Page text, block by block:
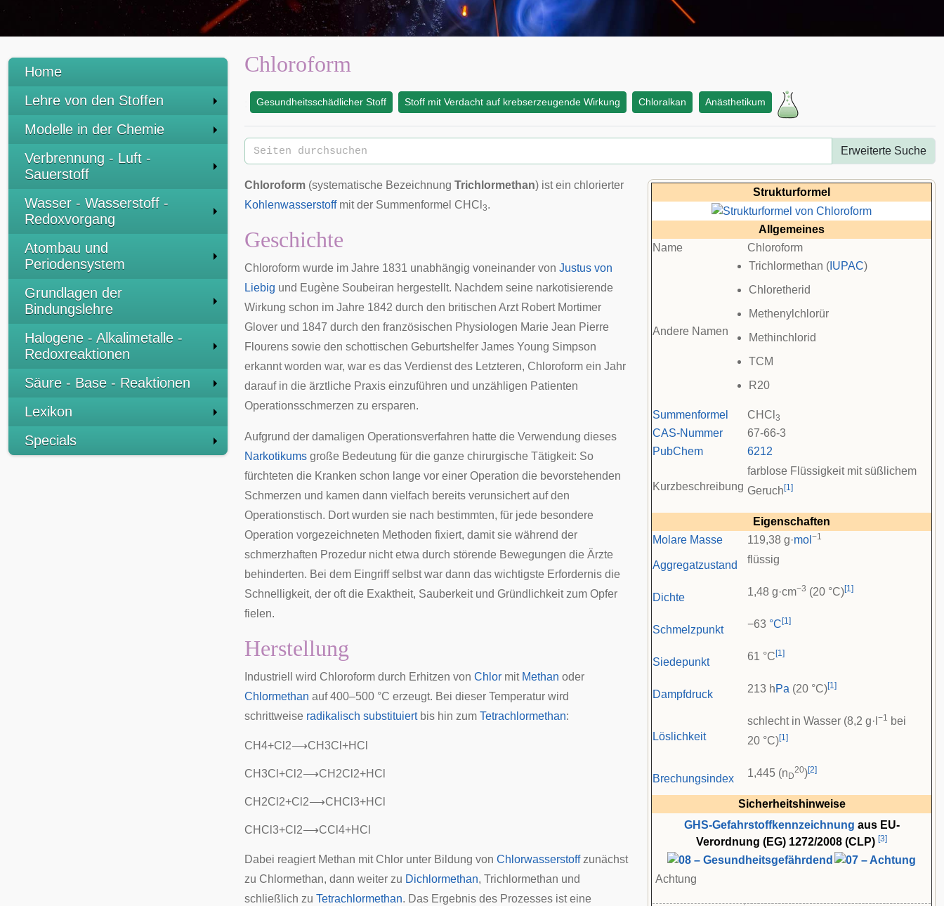
Home
Lehre von den Stoffen
Modelle in der Chemie
Verbrennung - Luft -
Sauerstoff
Wasser - Wasserstoff -
Redoxvorgang
Atombau und
Periodensystem
Grundlagen der
Bindungslehre
Halogene - Alkalimetalle -
Redoxreaktionen
Säure - Base - Reaktionen
Lexikon
Specials
Chloroform
Gesundheitsschädlicher Stoff Stoff mit Verdacht auf krebserzeugende Wirkung Chloralkan Anästhetikum
Erweiterte Suche
Strukturformel
Allgemeines
Name
Chloroform
Andere Namen
Trichlormethan ( IUPAC)
Chloretherid
Methenylchlorür
Methinchlorid
TCM
R20
Summenformel CHCl 3
CAS-Nummer
67-66-3
PubChem
6212
Kurzbeschreibung
farblose Flüssigkeit mit süßlichem
Geruch [1]
Eigenschaften
Molare Masse
119,38 g·mol −1
Aggregatzustand flüssig
Dichte 1,48 g·cm−3 (20 °C)[1]
Schmelzpunkt −63 °C [1]
Siedepunkt 61 °C [1]
Dampfdruck 213 hPa (20 °C)[1]
Löslichkeit
schlecht in Wasser (8,2 g·l −1 bei
20 °C)[1]
Brechungsindex 1,445 (n D
20)[2]
Sicherheitshinweise
GHS-Gefahrstoffkennzeichnung aus EU-
Verordnung (EG) 1272/2008 (CLP) [3]
Achtung
Chloroform (systematische Bezeichnung Trichlormethan) ist ein chlorierter
Kohlenwasserstoffmit der Summenformel CHCl 3.
Geschichte
Chloroform wurde im Jahre 1831 unabhängig voneinander von Justus von
Liebig und Eugène Soubeiran hergestellt. Nachdem seine narkotisierende
Wirkung schon im Jahre 1842 durch den britischen Arzt Robert Mortimer
Glover und 1847 durch den französischen Physiologen Marie Jean Pierre
Flourens sowie den schottischen Geburtshelfer James Young Simpson
erkannt worden war, war es das Verdienst des Letzteren, Chloroform ein Jahr
darauf in die ärztliche Praxis einzuführen und unzähligen Patienten
Operationsschmerzen zu ersparen.
Aufgrund der damaligen Operationsverfahren hatte die Verwendung dieses
Narkotikums große Bedeutung für die ganze chirurgische Tätigkeit: So
fürchteten die Kranken schon lange vor einer Operation die bevorstehenden
Schmerzen und kamen dann vielfach bereits verunsichert auf den
Operationstisch. Dort wurden sie nach bestimmten, für jede besondere
Operation vorgezeichneten Methoden fixiert, damit sie während der
schmerzhaften Prozedur nicht etwa durch störende Bewegungen die Ärzte
behinderten. Bei dem Eingriff selbst war dann das wichtigste Erfordernis die
Schnelligkeit, der oft die Exaktheit, Sauberkeit und Gründlichkeit zum Opfer
fielen.
Herstellung
Industriell wird Chloroform durch Erhitzen von Chlor mit Methan oder
Chlormethan auf 400–500 °C erzeugt. Bei dieser Temperatur wird
schrittweise radikalisch substituiertbis hin zum Tetrachlormethan:
CH4+C 2⟶CH3C +H C
CH3C +C 2⟶CH 2C 2+H C
CH 2C 2+C 2⟶CH C 3+H C
CH C 3+C 2⟶CC 4+H C
Dabei reagiert Methan mit Chlor unter Bildung von Chlorwasserstoffzunächst
zu Chlormethan, dann weiter zu Dichlormethan, Trichlormethan und
schließlich zu Tetrachlormethan. Das Ergebnis des Prozesses ist eine